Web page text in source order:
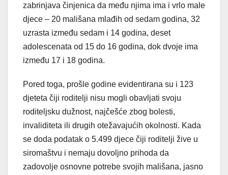
zabrinjava činjenica da među njima ima i vrlo male
djece – 20 mališana mlađih od sedam godina, 32
uzrasta između sedam i 14 godina, deset
adolescenata od 15 do 16 godina, dok dvoje ima
između 17 i 18 godina.
Pored toga, prošle godine evidentirana su i 123
djeteta čiji roditelji nisu mogli obavljati svoju
roditeljsku dužnost, najčešće zbog bolesti,
invaliditeta ili drugih otežavajućih okolnosti. Kada
se doda podatak o 5.499 djece čiji roditelji žive u
siromaštvu i nemaju dovoljno prihoda da
zadovolje osnovne potrebe svojih mališana, jasno